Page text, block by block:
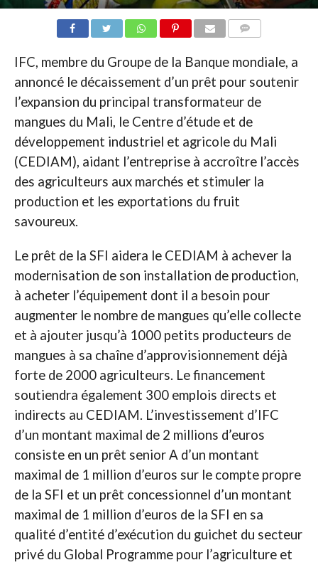
IFC, membre du Groupe de la Banque mondiale, a
annoncé le décaissement d’un prêt pour soutenir
l’expansion du principal transformateur de
mangues du Mali, le Centre d’étude et de
développement industriel et agricole du Mali
(CEDIAM), aidant l’entreprise à accroître l’accès
des agriculteurs aux marchés et stimuler la
production et les exportations du fruit
savoureux.
Le prêt de la SFI aidera le CEDIAM à achever la
modernisation de son installation de production,
à acheter l’équipement dont il a besoin pour
augmenter le nombre de mangues qu’elle collecte
et à ajouter jusqu’à 1000 petits producteurs de
mangues à sa chaîne d’approvisionnement déjà
forte de 2000 agriculteurs. Le financement
soutiendra également 300 emplois directs et
indirects au CEDIAM. L’investissement d’IFC
d’un montant maximal de 2 millions d’euros
consiste en un prêt senior A d’un montant
maximal de 1 million d’euros sur le compte propre
de la SFI et un prêt concessionnel d’un montant
maximal de 1 million d’euros de la SFI en sa
qualité d’entité d’exécution du guichet du secteur
privé du Global Programme pour l’agriculture et